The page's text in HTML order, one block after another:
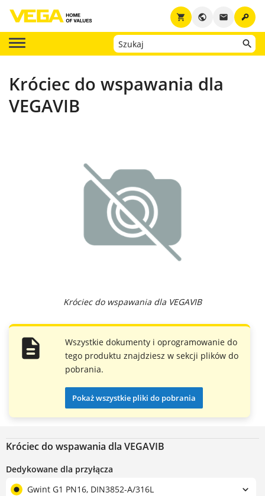
key
email
public
shopping_cart
Króciec do wspawania dla
VEGAVIB
Króciec do wspawania dla VEGAVIB
Wszystkie dokumenty i oprogramowanie do
tego produktu znajdziesz w sekcji plików do
pobrania.
Pokaż wszystkie pliki do pobrania
Króciec do wspawania dla VEGAVIB
Dedykowane dla przyłącza
Gwint G1 PN16, DIN3852-A/316L